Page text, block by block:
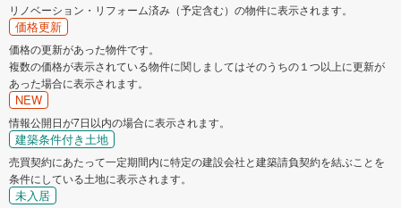
稲敷市
桜川市
行方市 鉾田市
つくばみらい市 小美玉市
リノベーション・リフォーム済み（予定含む）の物件に表示されます。
価格更新
価格の更新があった物件です。
複数の価格が表示されている物件に関しましてはそのうちの１つ以上に更新が
あった場合に表示されます。
NEW
情報公開日が7日以内の場合に表示されます。
建築条件付き土地
売買契約にあたって一定期間内に特定の建設会社と建築請負契約を結ぶことを
条件にしている土地に表示されます。
未入居